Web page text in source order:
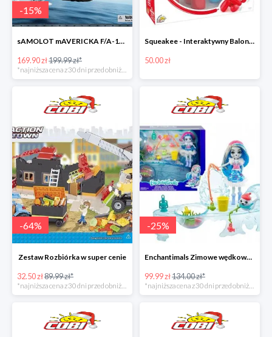
-15%
sAMOLOT mAVERICKA F/A-18E Super Hornet
169.90 zł199.99 zł*
*najniższa cena z 30 dni przed obniżką
Squeakee - Interaktywny Balonikowy Piesek
50.00 zł
-64%
Zestaw Rozbiórka w super cenie
32.50 zł89.99 zł*
-25%
Enchantimals Zimowe wędkowanie w super cenie
99.99 zł134.00 zł*